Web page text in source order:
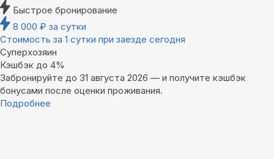
Быстрое бронирование
8 000 ₽ за сутки
Стоимость за 1 сутки при заезде сегодня
Суперхозяин
Кэшбэк до 4%
Забронируйте до 31 августа 2026 — и получите кэшбэк
бонусами после оценки проживания.
Подробнее